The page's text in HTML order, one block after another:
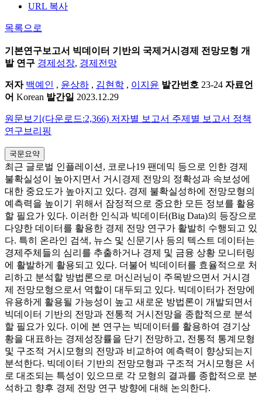
URL 복사
목록으로
기본연구보고서 빅데이터 기반의 국제거시경제 전망모형 개
발 연구 경제성장, 경제전망
저자 백예인 , 윤상하 , 김현학 , 이지윤 발간번호 23-24 자료언
어 Korean 발간일 2023.12.29
원문보기(다운로드:2,366) 저자별 보고서 주제별 보고서 정책
연구브리핑
국문요약
최근 글로벌 인플레이션, 코로나19 팬데믹 등으로 인한 경제
불확실성이 높아지면서 거시경제 전망의 정확성과 속보성에
대한 중요도가 높아지고 있다. 경제 불확실성하에 전망모형의
예측력을 높이기 위해서 잠정적으로 중요한 모든 정보를 활용
할 필요가 있다. 이러한 인식과 빅데이터(Big Data)의 등장으로
다양한 데이터를 활용한 경제 전망 연구가 활발히 수행되고 있
다. 특히 온라인 검색, 뉴스 및 신문기사 등의 텍스트 데이터는
경제주체들의 심리를 추출하거나 경제 및 금융 상황 모니터링
에 활발하게 활용되고 있다. 더불어 빅데이터를 효율적으로 처
리하고 분석할 방법론으로 머신러닝이 주목받으면서 거시경
제 전망모형으로서 역할이 대두되고 있다. 빅데이터가 전망에
유용하게 활용될 가능성이 높고 새로운 방법론이 개발되면서
빅데이터 기반의 전망과 전통적 거시전망을 종합적으로 분석
할 필요가 있다. 이에 본 연구는 빅데이터를 활용하여 경기상
황을 대표하는 경제성장률을 단기 전망하고, 전통적 통계모형
및 구조적 거시모형의 전망과 비교하여 예측력이 향상되는지
분석한다. 빅데이터 기반의 전망모형과 구조적 거시모형은 서
로 대조되는 특성이 있으므로 각 모형의 결과를 종합적으로 분
석하고 향후 경제 전망 연구 방향에 대해 논의한다.